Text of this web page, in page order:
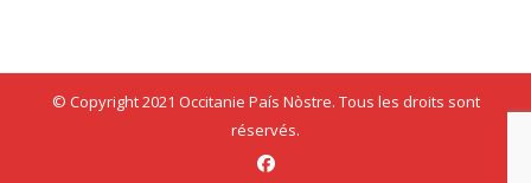
© Copyright 2021 Occitanie País Nòstre. Tous les droits sont
réservés.